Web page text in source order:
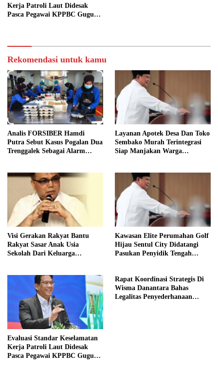
Kerja Patroli Laut Didesak
Pasca Pegawai KPPBC Gugur
Rekomendasi untuk kamu
Analis FORSIBER Hamdi
Putra Sebut Kasus Pogalan Dua
Trenggalek Sebagai Alarm
Layanan Apotek Desa Dan Toko
Sembako Murah Terintegrasi
Siap Manjakan Warga
Visi Gerakan Rakyat Bantu
Rakyat Sasar Anak Usia
Sekolah Dari Keluarga
Kawasan Elite Perumahan Golf
Hijau Sentul City Didatangi
Pasukan Penyidik Tengah
Evaluasi Standar Keselamatan
Kerja Patroli Laut Didesak
Pasca Pegawai KPPBC Gugur
Rapat Koordinasi Strategis Di
Wisma Danantara Bahas
Legalitas Penyederhanaan